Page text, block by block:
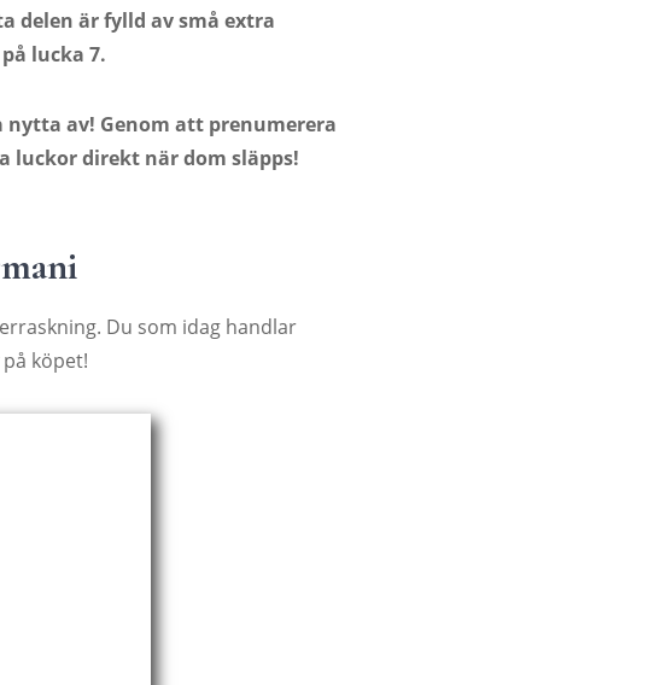
delen är fylld av små extra
lucka 7.
av! Genom att prenumerera
luckor direkt när dom släpps!
Du som idag handlar
på köpet!